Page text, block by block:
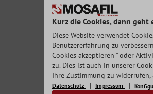
Kurz die Cookies, dann geht
Diese Website verwendet
Benutzererfahrung zu
Cookies akzeptieren " oder
zu. Dies ist auch in unserer
Ihre Zustimmung zu
Datenschutz Impressum